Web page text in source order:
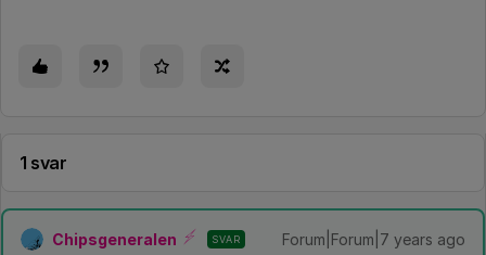
1 svar
Chipsgeneralen SVAR Forum|Forum|7 years ago